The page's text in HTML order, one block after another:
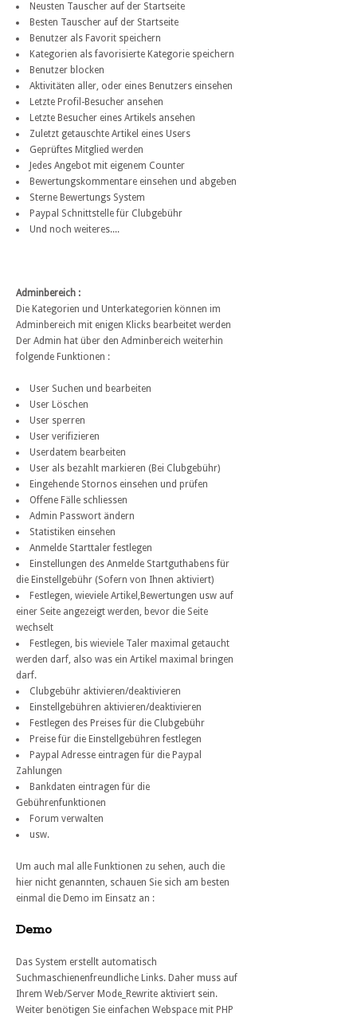
Neusten Tauscher auf der Startseite
Besten Tauscher auf der Startseite
Benutzer als Favorit speichern
Kategorien als favorisierte Kategorie speichern
Benutzer blocken
Aktivitäten aller, oder eines Benutzers einsehen
Letzte Profil-Besucher ansehen
Letzte Besucher eines Artikels ansehen
Zuletzt getauschte Artikel eines Users
Geprüftes Mitglied werden
Jedes Angebot mit eigenem Counter
Bewertungskommentare einsehen und abgeben
Sterne Bewertungs System
Paypal Schnittstelle für Clubgebühr
Und noch weiteres....
Adminbereich :
Die Kategorien und Unterkategorien können im
Adminbereich mit enigen Klicks bearbeitet werden
Der Admin hat über den Adminbereich weiterhin
folgende Funktionen :
User Suchen und bearbeiten
User Löschen
User sperren
User verifizieren
Userdatem bearbeiten
User als bezahlt markieren (Bei Clubgebühr)
Eingehende Stornos einsehen und prüfen
Offene Fälle schliessen
Admin Passwort ändern
Statistiken einsehen
Anmelde Starttaler festlegen
Einstellungen des Anmelde Startguthabens für
die Einstellgebühr (Sofern von Ihnen aktiviert)
Festlegen, wieviele Artikel,Bewertungen usw auf
einer Seite angezeigt werden, bevor die Seite
wechselt
Festlegen, bis wieviele Taler maximal getaucht
werden darf, also was ein Artikel maximal bringen
darf.
Clubgebühr aktivieren/deaktivieren
Einstellgebühren aktivieren/deaktivieren
Festlegen des Preises für die Clubgebühr
Preise für die Einstellgebühren festlegen
Paypal Adresse eintragen für die Paypal
Zahlungen
Bankdaten eintragen für die
Gebührenfunktionen
Forum verwalten
usw.
Um auch mal alle Funktionen zu sehen, auch die
hier nicht genannten, schauen Sie sich am besten
einmal die Demo im Einsatz an :
Demo
Das System erstellt automatisch
Suchmaschienenfreundliche Links. Daher muss auf
Ihrem Web/Server Mode_Rewrite aktiviert sein.
Weiter benötigen Sie einfachen Webspace mit PHP